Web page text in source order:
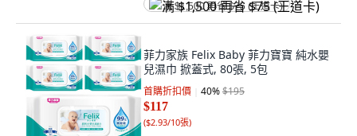
满 $1,500 再省 $75 (王道卡)
菲力家族 Felix Baby 菲力寶寶 純水嬰
兒濕巾 掀蓋式, 80張, 5包
首購折扣價 40%$195
$117
($2.93/10張)